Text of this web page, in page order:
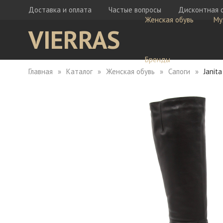
Доставка и оплата Частые вопросы Дисконтная
VIERRAS
Женская обувь
Ботфорты
Мокасины
Сабо
Сапоги
Сандалии
Тапочки
Туфли
Бренды
Главная Каталог Женская обувь Сапоги